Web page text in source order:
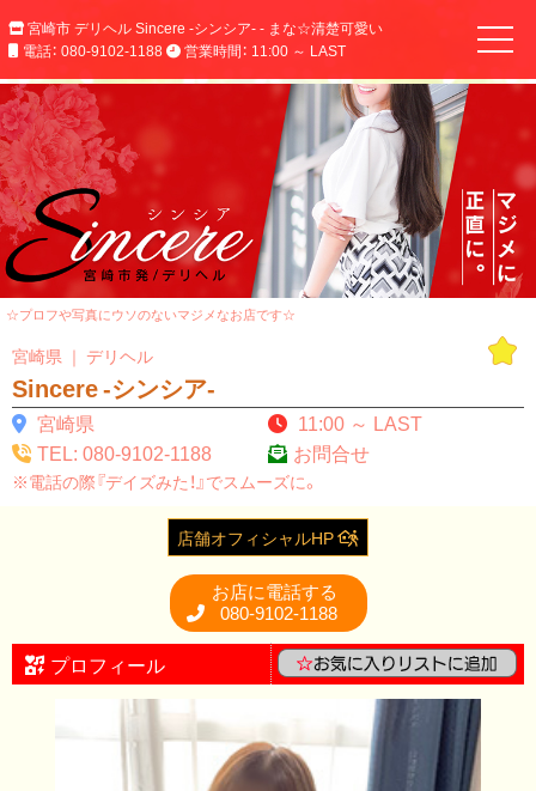
宮崎市 デリヘル Sincere -シンシア- - まな☆清楚可愛い
電話： 080-9102-1188
営業時間： 11:00 ～ LAST
☆プロフや写真にウソのないマジメなお店です☆
宮崎県 ｜ デリヘル
Sincere -シンシア-
宮崎県
11:00 ～ LAST
TEL: 080-9102-1188
お問合せ
※電話の際『デイズみた！』でスムーズに。
店舗オフィシャルHP
お店に電話する
080-9102-1188
プロフィール